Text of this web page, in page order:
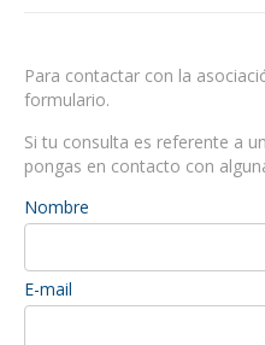
Para contactar con la
formulario.
Si tu consulta es referente a
pongas en contacto con
Nombre
E-mail